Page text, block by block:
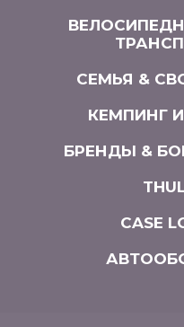
СЕМЬЯ &
КЕМПИНГ
БРЕНДЫ &
CASE